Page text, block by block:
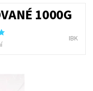
1000G
IBK